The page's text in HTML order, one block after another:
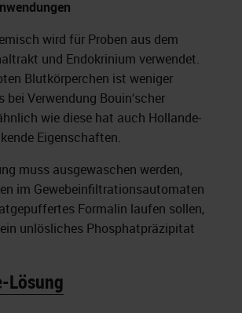
wird für Proben aus dem
und Endokrinium verwendet.
Blutkörperchen ist weniger
bei Verwendung Bouin‘scher
wie diese hat auch Hollande-
Eigenschaften.
muss ausgewaschen werden,
im Gewebeinfiltrationsautomaten
Formalin laufen sollen,
unlösliches Phosphatpräzipitat
Lösung